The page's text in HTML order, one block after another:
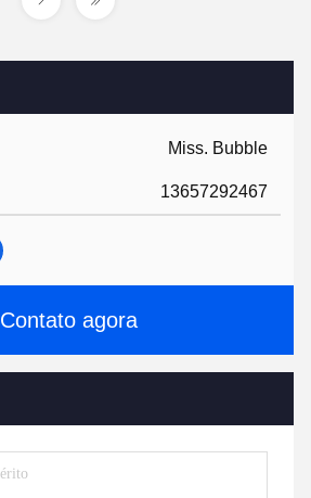
Miss. Bubble
13657292467
Contato agora